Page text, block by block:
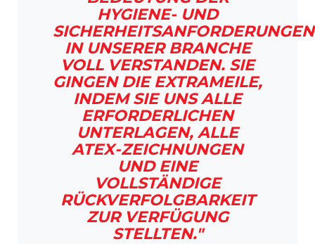
HYGIENE- UND
SICHERHEITSANFORDERUNGEN
IN UNSERER BRANCHE
VOLL VERSTANDEN. SIE
GINGEN DIE EXTRAMEILE,
INDEM SIE UNS ALLE
ERFORDERLICHEN
UNTERLAGEN, ALLE
ATEX-ZEICHNUNGEN
UND EINE
VOLLSTÄNDIGE
RÜCKVERFOLGBARKEIT
ZUR VERFÜGUNG
STELLTEN."